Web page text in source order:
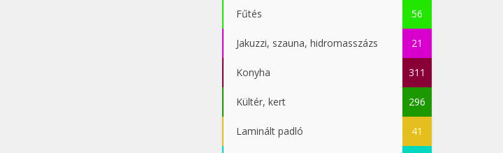
Fűtés 56
Jakuzzi, szauna, hidromasszázs 21
Konyha 311
Kültér, kert 296
Laminált padló 41